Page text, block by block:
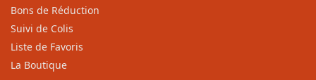
Bons de Réduction
Suivi de Colis
Liste de Favoris
La Boutique